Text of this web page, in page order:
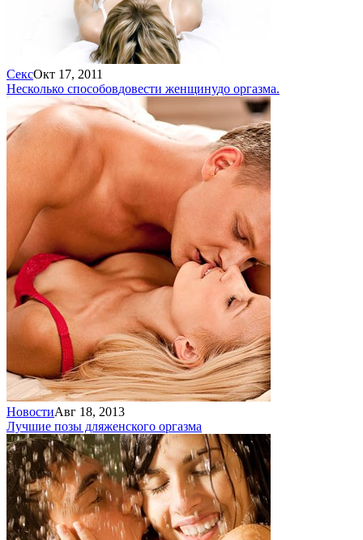
СексОкт 17, 2011
Несколько способовдовести женщинудо оргазма.
НовостиАвг 18, 2013
Лучшие позы дляженского оргазма